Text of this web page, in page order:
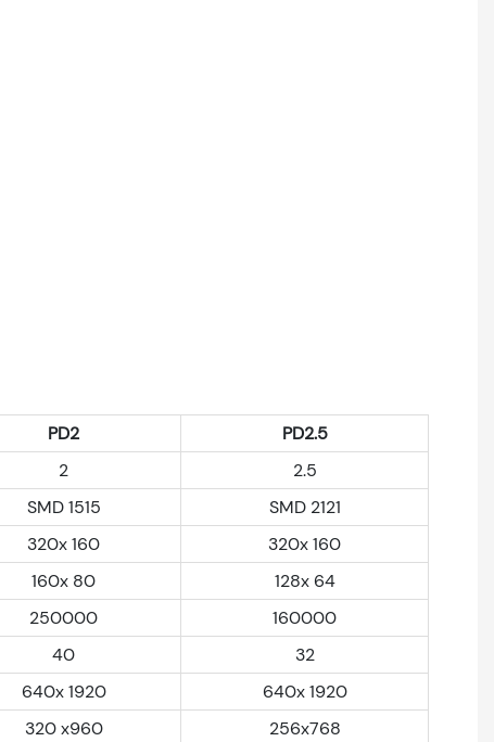
PD2 PD2.5
2
2.5
SMD 1515
SMD 2121
320x 160
320x 160
160x 80
128x 64
250000
160000
40 32
640x 1920
640x 1920
320 x960
256x768